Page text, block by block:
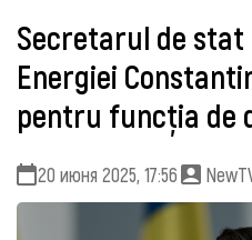
Secretarul de
Energiei
pentru funcția de
20 июня 2025, 17:56